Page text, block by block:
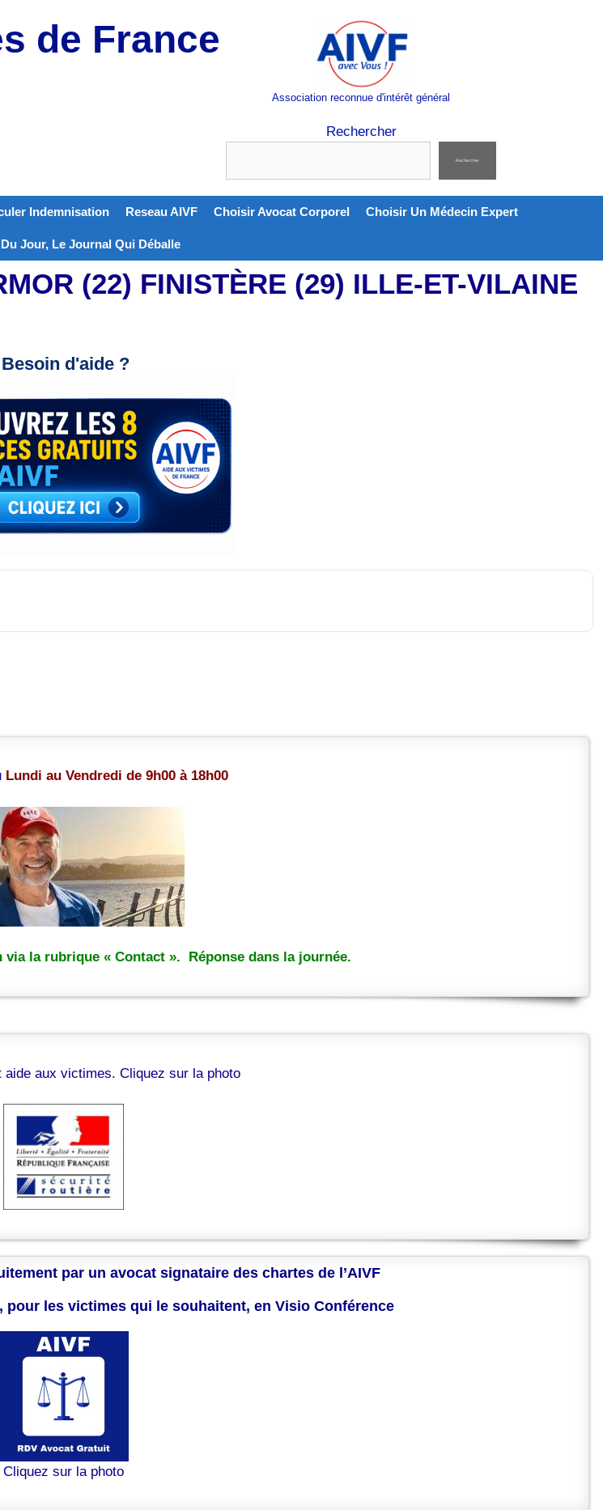
Association reconnue d'intérêt général
Rechercher
Rechercher
de France
Indemnisation Reseau AIVF Choisir Avocat Corporel Choisir Un Médecin Expert
Jour, Le Journal Qui Déballe
(22) FINISTÈRE (29) ILLE-ET-VILAINE
Besoin d'aide ?
Lundi au Vendredi de 9h00 à 18h00
via la rubrique « Contact ». Réponse dans la journée.
aide aux victimes. Cliquez sur la photo
par un avocat signataire des chartes de l’AIVF
pour les victimes qui le souhaitent, en Visio Conférence
Cliquez sur la photo